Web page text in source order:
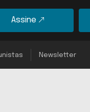
Assine
Newsletter